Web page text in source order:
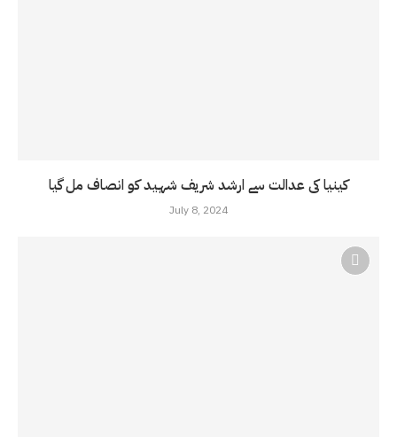
کینیا کی عدالت سے ارشد شریف شہید کو انصاف مل گیا
July 8, 2024